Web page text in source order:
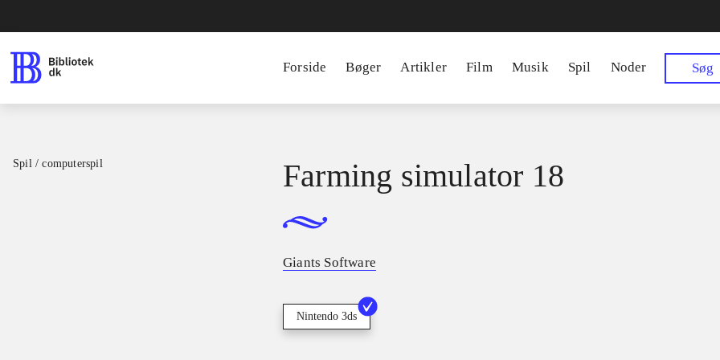
Forside Bøger Artikler Film Musik Spil Noder Søg
Spil / computerspil Farming simulator 18
Giants Software
Nintendo 3ds